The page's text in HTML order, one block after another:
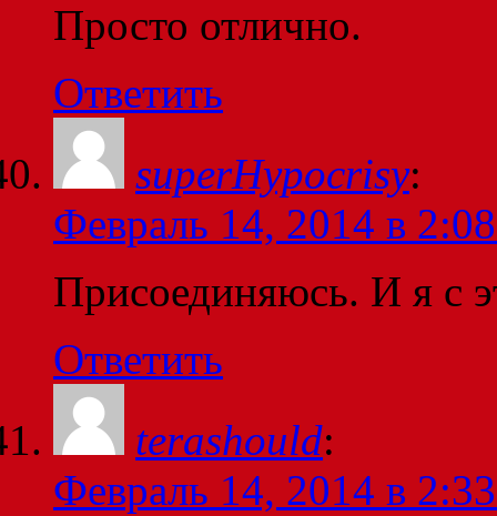
Просто отлично.
Ответить
superHypocrisy:
Февраль 14, 2014 в
Присоединяюсь. И я с
Ответить
terashould:
Февраль 14, 2014 в